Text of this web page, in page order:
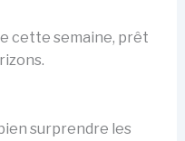
cette semaine, prêt
surprendre les